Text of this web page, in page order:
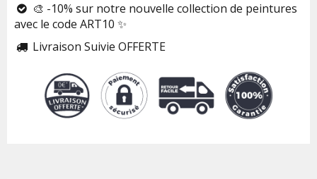

🎨 -10% sur notre nouvelle collection de peintures
avec le code ART10 ✨
 Livraison Suivie OFFERTE